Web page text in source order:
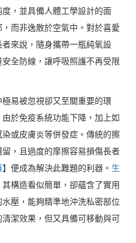
，並具備人體工學設計的面
而非逸散於空氣中。對於喜愛
來說，隨身攜帶一瓶純氧設
全防線，讓呼吸照護不再受限
易被忽視卻又至關重要的環
於免疫系統功能下降，加上如
或皮膚炎等併發症。傳統的擦
，且過度的摩擦容易損傷長者
】便成為解決此難題的利器。 生
構造看似簡單，卻蘊含了實用
壓，能夠精準地沖洗私密部位
潔效果，但又具備可移動與可